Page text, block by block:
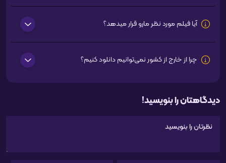
آیا فیلم مورد نظر مارو قرار میدهد؟
چرا از خارج از کشور نمی‌توانیم دانلود کنیم؟
دیدگاهتان را بنویسید!